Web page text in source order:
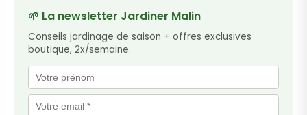
🌱 La newsletter Jardiner Malin
Conseils jardinage de saison + offres exclusives
boutique, 2x/semaine.